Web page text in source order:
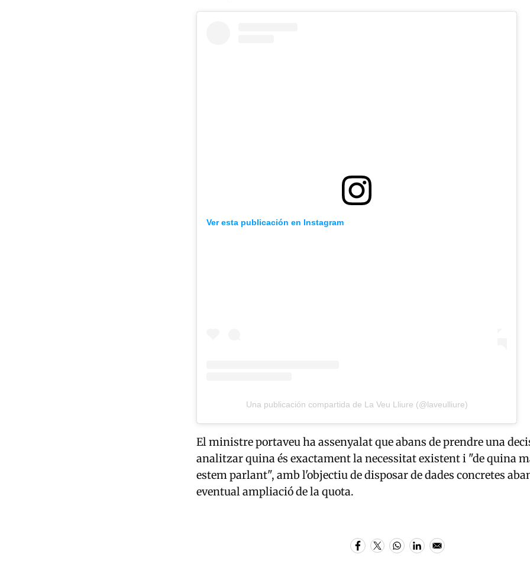
Ver esta publicación en Instagram
Una publicación compartida de La Veu Lliure (@laveulliure)
El ministre portaveu ha assenyalat que abans de prendre una
analitzar quina és exactament la necessitat existent i "de quina
estem parlant", amb l'objectiu de disposar de dades concretes
eventual ampliació de la quota.